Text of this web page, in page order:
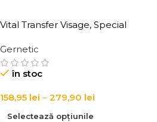
Vital Transfer Visage, Special
Gernetic
în stoc
158,95 lei – 279,90 lei
Selectează opțiunile